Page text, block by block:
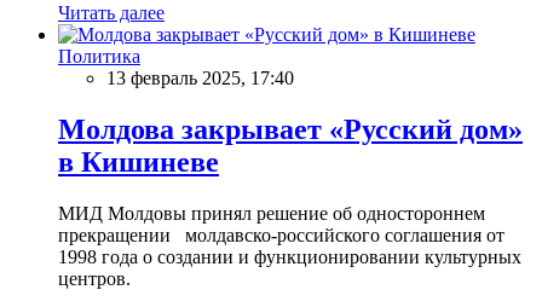
Читать далее
Политика
13 февраль 2025, 17:40
Молдова закрывает «Русский дом»
в Кишиневе
МИД Молдовы принял решение об одностороннем
прекращении молдавско-российского соглашения от
1998 года о создании и функционировании культурных
центров.